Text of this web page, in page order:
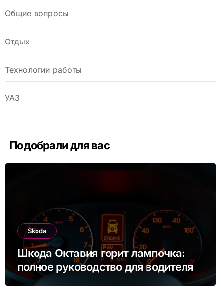
Общие вопросы
Отдых
Технологии работы
УАЗ
Подобрали для вас
Skoda
Шкода Октавия горит лампочка:
полное руководство для водителя